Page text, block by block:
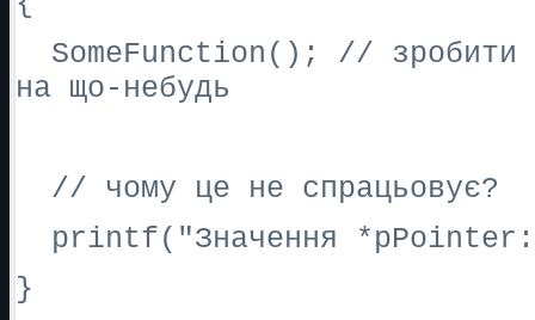
SomeFunction(); // зробити
на що-небудь
// чому це не спрацьовує?
printf("Значення
}